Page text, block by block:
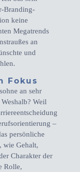
Branding-
keine
Megatrends
an
und
Fokus
an sehr
Weil
–
persönliche
wie Gehalt,
Charakter der
Rolle,